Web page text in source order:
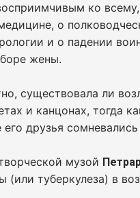
ко
о
и о падении
жены.
существовала ли
и канцонах, тогда
друзья
музой
(или туберкулеза) в